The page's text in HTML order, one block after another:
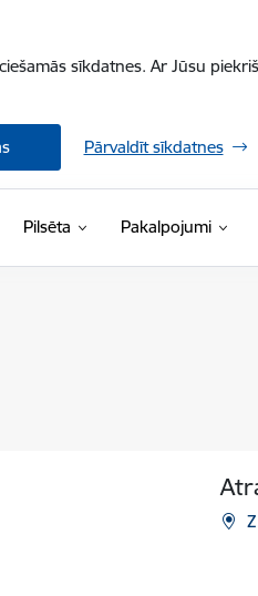
sīkdatnes. Ar Jūsu
Pārvaldīt sīkdatnes
Pilsēta Pakalpojumi